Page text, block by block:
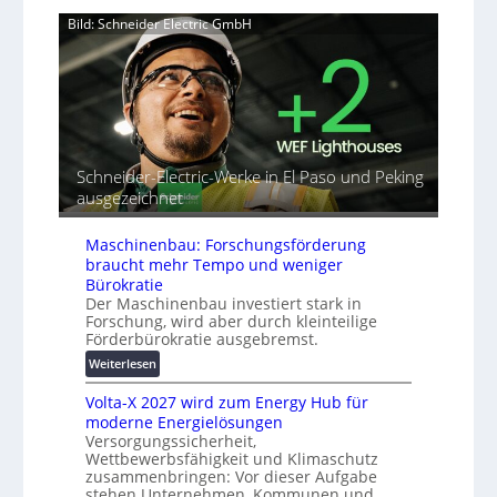
a
h
e
A
u
t
o
m
a
t
i
s
i
e
r
u
n
g
s
l
ö
s
u
n
u
t
o
r
i
a
l
e
i
h
e
e
r
b
i
n
d
e
t
G
e
ä
t
e
s
c
h
u
t
z
u
n
d
d
Bild: Schneider Electric GmbH
Schneider-Electric-Werke in El Paso und Peking
ausgezeichnet
Maschinenbau: Forschungsförderung
braucht mehr Tempo und weniger
Bürokratie
Der Maschinenbau investiert stark in
Forschung, wird aber durch kleinteilige
Förderbürokratie ausgebremst.
Weiterlesen:
M
a
s
c
h
i
Volta-X 2027 wird zum Energy Hub für
moderne Energielösungen
Versorgungssicherheit,
Wettbewerbsfähigkeit und Klimaschutz
zusammenbringen: Vor dieser Aufgabe